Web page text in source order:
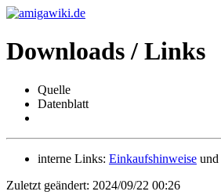
Downloads / Links
Quelle
Datenblatt
interne Links: Einkaufshinweise und
Zuletzt geändert: 2024/09/22 00:26